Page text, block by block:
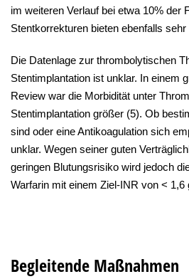
im weiteren Verlauf bei etwa 10% der
Stentkorrekturen bieten ebenfalls
Die Datenlage zur thrombolytischen
Stentimplantation ist unklar. In einem
Review war die Morbidität unter
Stentimplantation größer (5). Ob
sind oder eine Antikoagulation sich
unklar. Wegen seiner guten
geringen Blutungsrisiko wird jedoch
Warfarin mit einem Ziel-INR von < 1,6
Begleitende Maßnahmen